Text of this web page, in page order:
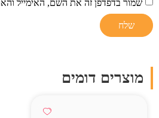
שמור בדפדפן זה את השם, האימייל
מוצרים דומים